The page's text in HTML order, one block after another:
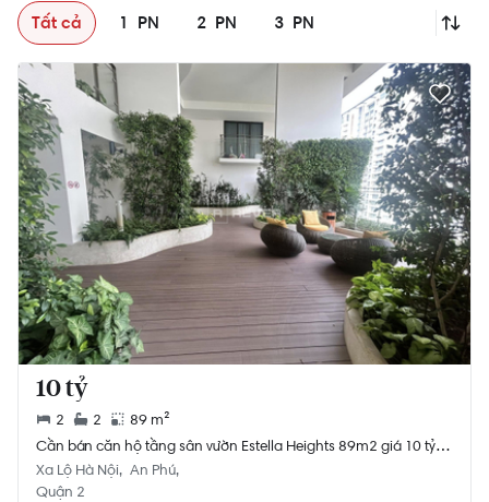
Tất cả 1 PN 2 PN 3 PN
10 tỷ
2 2
89 m²
Cần bán căn hộ tầng sân vườn Estella Heights 89m2 giá 10 tỷ.
Call Ms Hằng 0768892255
Xa Lộ Hà Nội An Phú
Quận 2